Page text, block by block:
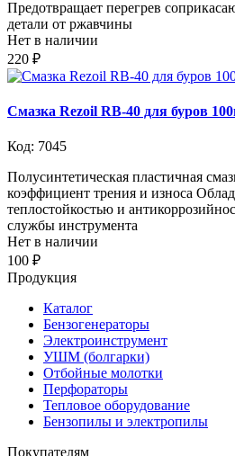
Предотвращает перегрев
детали от ржавчины
Нет в наличии
220 ₽
Смазка Rezoil RB-40 для буров
Код: 7045
Полусинтетическая пластичная
коэффициент трения и износа
теплостойкостью и
службы инструмента
Нет в наличии
100 ₽
Продукция
Каталог
Бензогенераторы
Электроинструмент
УШМ (болгарки)
Отбойные молотки
Перфораторы
Тепловое оборудование
Бензопилы и электропилы
Покупателям